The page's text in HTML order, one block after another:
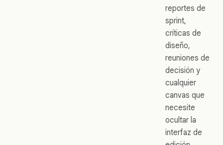
reportes de
sprint,
críticas de
diseño,
reuniones de
decisión y
cualquier
canvas que
necesite
ocultar la
interfaz de